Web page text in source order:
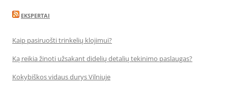
EKSPERTAI
Kaip pasiruošti trinkelių klojimui?
Ką reikia žinoti užsakant didelių detalių tekinimo paslaugas?
Kokybiškos vidaus durys Vilniuje